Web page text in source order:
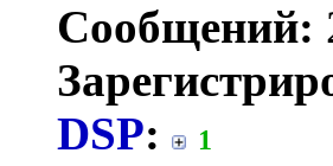
Сообщений:
DSP: 1